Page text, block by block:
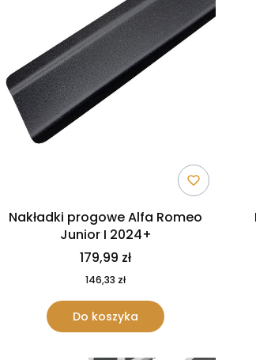
Nakładki progowe Alfa Romeo
Junior I 2024+
179,99 zł
146,33 zł
Do koszyka